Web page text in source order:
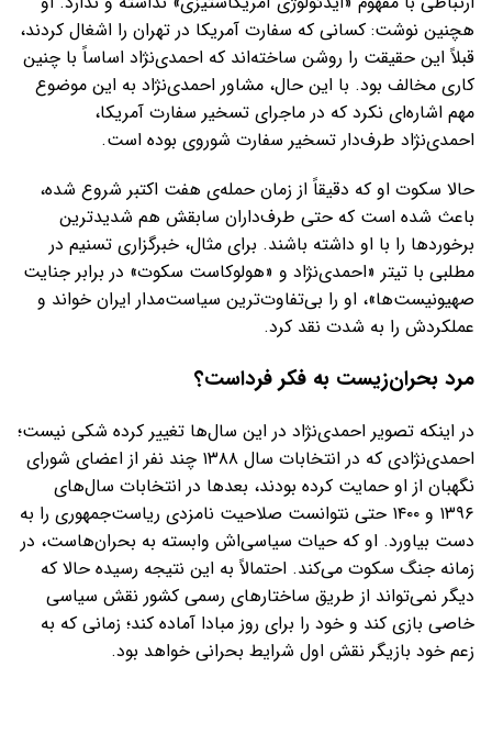
هچنین نوشت: کسانی که سفارت آمریکا در تهران را اشغال کردند،
قبلاً این حقیقت را روشن ساخته‌اند که احمدی‌نژاد اساساً با چنین
کاری مخالف بود. با این حال، مشاور احمدی‌نژاد به این موضوع
مهم اشاره‌ای نکرد که در ماجرای تسخیر سفارت آمریکا،
احمدی‌نژاد طرف‌دار تسخیر سفارت شوروی بوده است.
حالا سکوت او که دقیقاً از زمان حمله‌ی هفت اکتبر شروع شده،
باعث شده است که حتی طرف‌داران سابقش هم شدیدترین
برخوردها را با او داشته باشند. برای مثال، خبرگزاری تسنیم در
مطلبی با تیتر «احمدی‌نژاد و «هولوکاست سکوت» در برابر جنایت
صهیونیست‌ها»، او را بی‌تفاوت‌ترین سیاست‌مدار ایران خواند و
عملکردش را به شدت نقد کرد.
مرد بحران‌زیست به فکر فرداست؟
در اینکه تصویر احمدی‌نژاد در این سال‌ها تغییر کرده شکی نیست؛
احمدی‌نژادی که در انتخابات سال ۱۳۸۸ چند نفر از اعضای شورای
نگهبان از او حمایت کرده بودند، بعدها در انتخابات سال‌های
۱۳۹۶ و ۱۴۰۰ حتی نتوانست صلاحیت نامزدی ریاست‌جمهوری را به
دست بیاورد. او که حیات سیاسی‌اش وابسته‌ به بحران‌هاست، در
زمانه جنگ سکوت می‌کند. احتمالاً به این نتیجه رسیده حالا که
دیگر نمی‌تواند از طریق ساختارهای رسمی کشور نقش سیاسی
خاصی بازی کند و خود را برای روز مبادا آماده کند؛ زمانی که به
زعم خود بازیگر نقش اول شرایط بحرانی خواهد بود.